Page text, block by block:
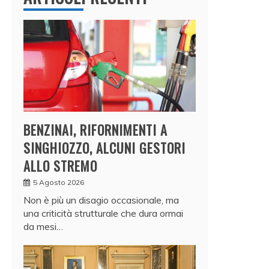
BENZINAI, RIFORNIMENTI A
SINGHIOZZO, ALCUNI GESTORI
ALLO STREMO
5 Agosto 2026
Non è più un disagio occasionale, ma
una criticità strutturale che dura ormai
da mesi…